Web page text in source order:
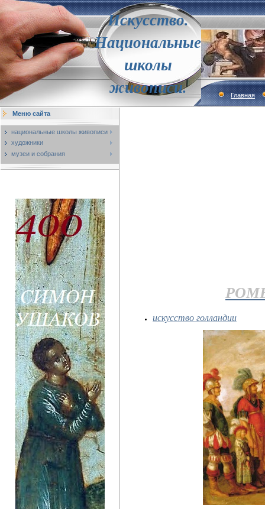
Искусство.
Национальные
школы
живописи.
Главная
Меню сайта
национальные школы живописи
художники
музеи и собрания
искусство голландии